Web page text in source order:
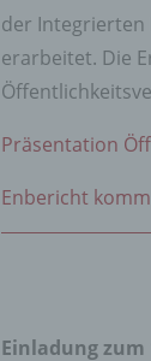
der Integrierten
erarbeitet. Die
Präsentation
Enbericht
Einladung zum